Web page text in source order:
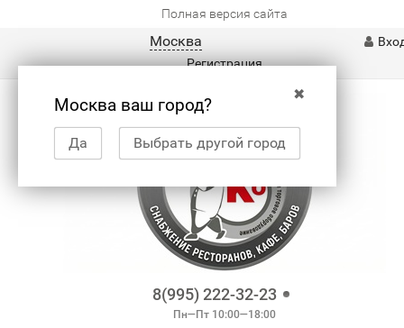
Полная версия сайта
Москва
✖
Москва ваш город?
Да Выбрать другой город
Регистрация
8(995) 222-32-23
Пн—Пт 10:00—18:00